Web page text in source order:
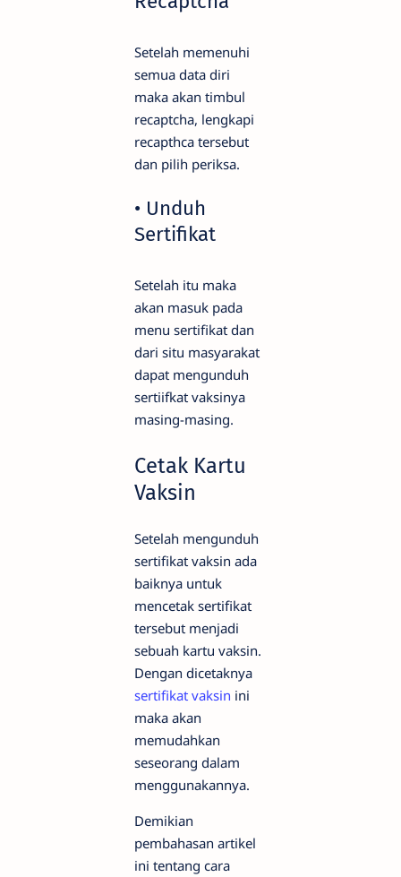
Setelah memenuhi
semua data diri
maka akan timbul
recaptcha, lengkapi
recapthca tersebut
dan pilih periksa.
• Unduh
Sertifikat
Setelah itu maka
akan masuk pada
menu sertifikat dan
dari situ masyarakat
dapat mengunduh
sertiifkat vaksinya
masing-masing.
Cetak Kartu
Vaksin
Setelah mengunduh
sertifikat vaksin ada
baiknya untuk
mencetak sertifikat
tersebut menjadi
sebuah kartu vaksin.
Dengan dicetaknya
sertifikat vaksin ini
maka akan
memudahkan
seseorang dalam
menggunakannya.
Demikian
pembahasan artikel
ini tentang cara